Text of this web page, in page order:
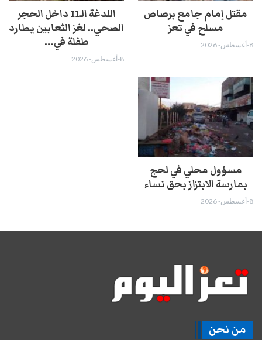
مقتل إمام جامع برصاص
مسلح في تعز
8-أغسطس- 2026
اللدغة الـ11 داخل الحجر
الصحي.. لغز الثعابين يطارد
طفلة في…
8-أغسطس- 2026
مسؤول محلي في لحج
بمارسة الابتزاز بحق نساء
8-أغسطس- 2026
من نحن